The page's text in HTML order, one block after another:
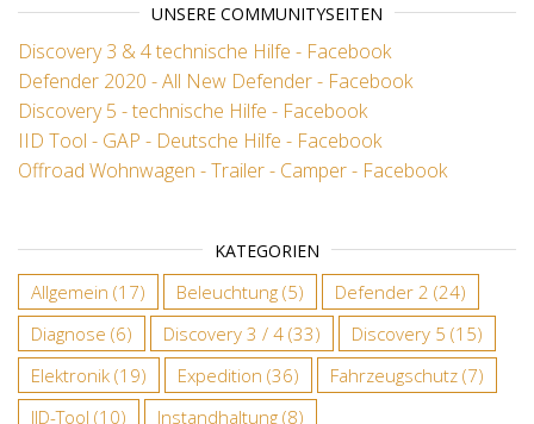
UNSERE COMMUNITYSEITEN
Discovery 3 & 4 technische Hilfe - Facebook
Defender 2020 - All New Defender - Facebook
Discovery 5 - technische Hilfe - Facebook
IID Tool - GAP - Deutsche Hilfe - Facebook
Offroad Wohnwagen - Trailer - Camper - Facebook
KATEGORIEN
Allgemein (17) Beleuchtung (5) Defender 2 (24)
Diagnose (6) Discovery 3 / 4 (33) Discovery 5 (15)
Elektronik (19) Expedition (36) Fahrzeugschutz (7)
IID-Tool (10) Instandhaltung (8)